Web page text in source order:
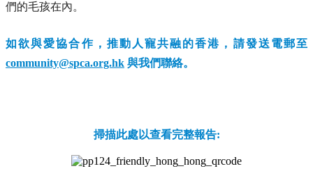
們的毛孩在內。
如欲與愛協合作，推動人寵共融的香港，請發送電郵至
community@spca.org.hk 與我們聯絡。
掃描此處以查看完整報告: